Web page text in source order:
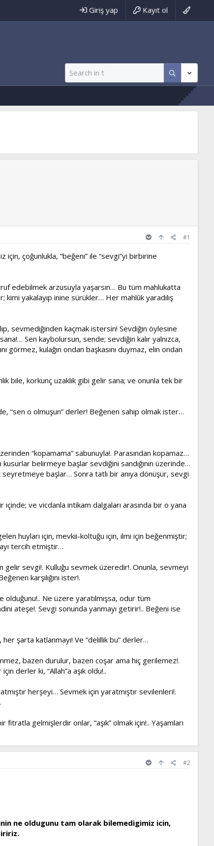
Giriş yap Kayıt ol
#1
çoğunlukla, “beğeni” ile “sevgi”yi birbirine
edebilmek arzusuyla yaşarsın… Bu tüm mahlukatta
yakalayıp inine sürükler… Her mahlûk yaradılış
sevmediğinden kaçmak istersin! Sevdiğin öylesine
Sen kaybolursun, sende; sevdiğin kalır yalnızca,
görmez, kulağın ondan başkasını duymaz, elin ondan
bile, korkunç uzaklık gibi gelir sana; ve onunla tek bir
“sen o olmuşun” derler! Beğenen sahip olmak ister…
“kopamama” sabunuyla!. Parasından kopamaz…
belirmeye başlar sevdiğini sandığının üzerinde…
başlar… Sonra tatlı bir anıya dönüşür, sevgi
ve vicdanla intikam dalgaları arasında bir o yana
huyları için, mevkii-koltuğu için, ilmi için beğenmiştir;
tercih etmiştir…
gelir sevgi!. Kulluğu sevmek üzeredir!. Onunla, sevmeyi
karşılığını ister!.
Ne üzere yaratılmışsa, odur tüm
ateşe!. Sevgi sonunda yanmayı getirir!.. Beğeni ise
şarta katlanmayı! Ve “delillik bu” derler…
bazen durulur, bazen coşar ama hiç gerilemez!.
derler ki, “Allah”a aşık oldu!..
herşeyi… Sevmek için yaratmıştır sevilenleri!.
fıtratla gelmişlerdir onlar, “aşık” olmak için!.. Yaşamları
#2
ne oldugunu tam olarak bilemedigimiz icin,